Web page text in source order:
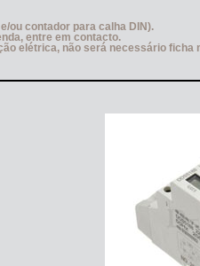
ou contador para calha DIN).
entre em contacto.
elétrica, não será necessário ficha